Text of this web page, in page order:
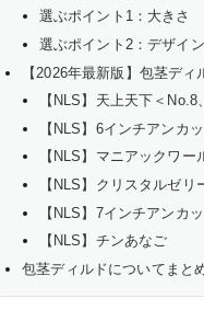
選ぶポイント1：大きさ
選ぶポイント2：デザイン
【2026年最新版】包茎デ
【NLS】天上天下＜No.8
【NLS】6インチアンカ
【NLS】マニアックワー
【NLS】クリスタルゼリ
【NLS】7インチアンカ
【NLS】チンあなご
包茎ディルドについてまと